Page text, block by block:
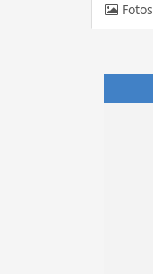
Fotos